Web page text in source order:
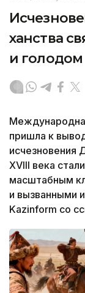
ханства
и голодом
пришла к
исчезновения
XVIII века
масштабным
и вызванными
Kazinform со